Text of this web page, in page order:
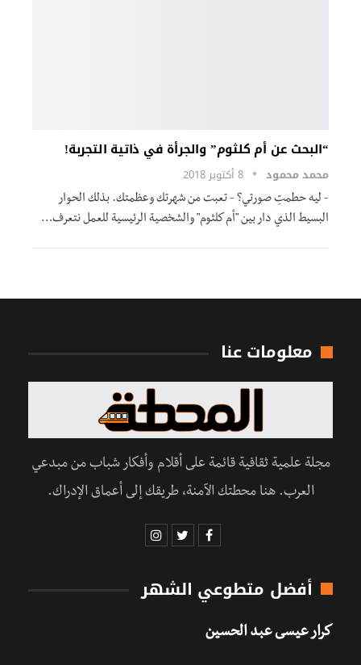
“البحث عن أم كلثوم” والجرأة في ذاتية التجربة!
محمد محمود 8 أكتوبر 2018
- ليه حطمتِ صورتي؟ - تعبت من شهرتك وعظمتك. بذلك الحوار
البسيط الذي دار بين "أم كلثوم" والشخصية الرئيسية للعمل نتعرف…
معلومات عنا
مجلة علمية ثقافية قائمة على أقلام وأفكار شباب من مبدعي
العرب. هنا محطتك الآمنة، طريقك إلى أعماق الإدراك.
أفضل متطوعي الشهر
كرار عيسى عبد الحسين